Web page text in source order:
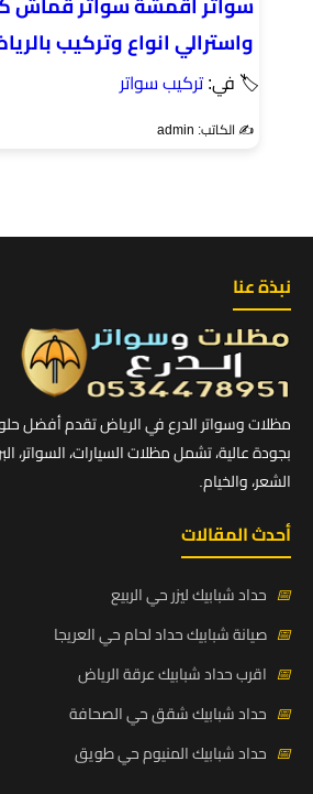
واسترالي انواع وتركيب
🏷 في:تركيب سواتر
✍️ الكاتب: admin
نبذة عنا
مظلات وسواتر الدرع في الرياض تقدم أفضل
بجودة عالية، تشمل مظلات السيارات، السواتر،
الشعر، والخيام.
أحدث المقالات
📅 حداد شبابيك ليزر حي الربيع
📅 صيانة شبابيك حداد لحام حي العريجا
📅 اقرب حداد شبابيك عرقة الرياض
📅 حداد شبابيك شقق حي الصحافة
📅 حداد شبابيك المنيوم حي طويق